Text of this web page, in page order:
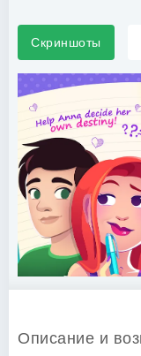
Скриншоты
Описание и